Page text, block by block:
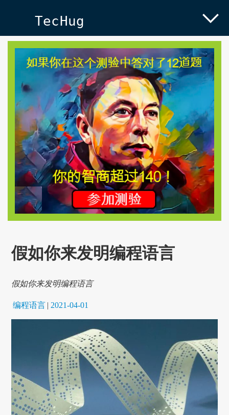
TecHug
假如你来发明编程语言
假如你来发明编程语言
编程语言 | 2021-04-01